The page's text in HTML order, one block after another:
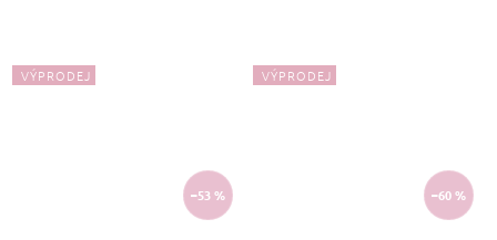
VÝPRODEJ
–53 %
VÝPRODEJ
–60 %